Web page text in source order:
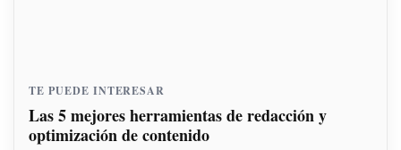
TE PUEDE INTERESAR
Las 5 mejores herramientas de redacción y
optimización de contenido